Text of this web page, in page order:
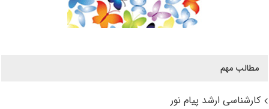
مطالب مهم
کارشناسی ارشد پیام نور